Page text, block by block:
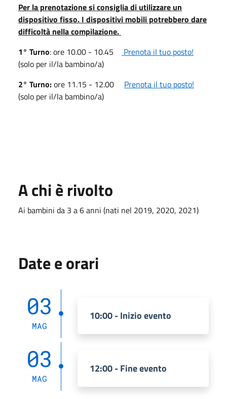
Per la prenotazione si consiglia di utilizzare un
dispositivo fisso. I dispositivi mobili potrebbero dare
difficoltà nella compilazione.
1° Turno: ore 10.00 - 10.45
Prenota il tuo posto!
(solo per il/la bambino/a)
2° Turno:ore 11.15 - 12.00 Prenota il tuo posto!
(solo per il/la bambino/a)
A chi è rivolto
Ai bambini da 3 a 6 anni (nati nel 2019, 2020, 2021)
Date e orari
03
MAG
10:00 - Inizio evento
03
MAG
12:00 - Fine evento